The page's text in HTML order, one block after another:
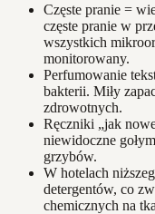
Częste pranie =
częste pranie w
wszystkich
monitorowany.
Perfumowanie
bakterii. Miły
zdrowotnych.
Ręczniki „jak
niewidoczne
grzybów.
W hotelach
detergentów, co
chemicznych na